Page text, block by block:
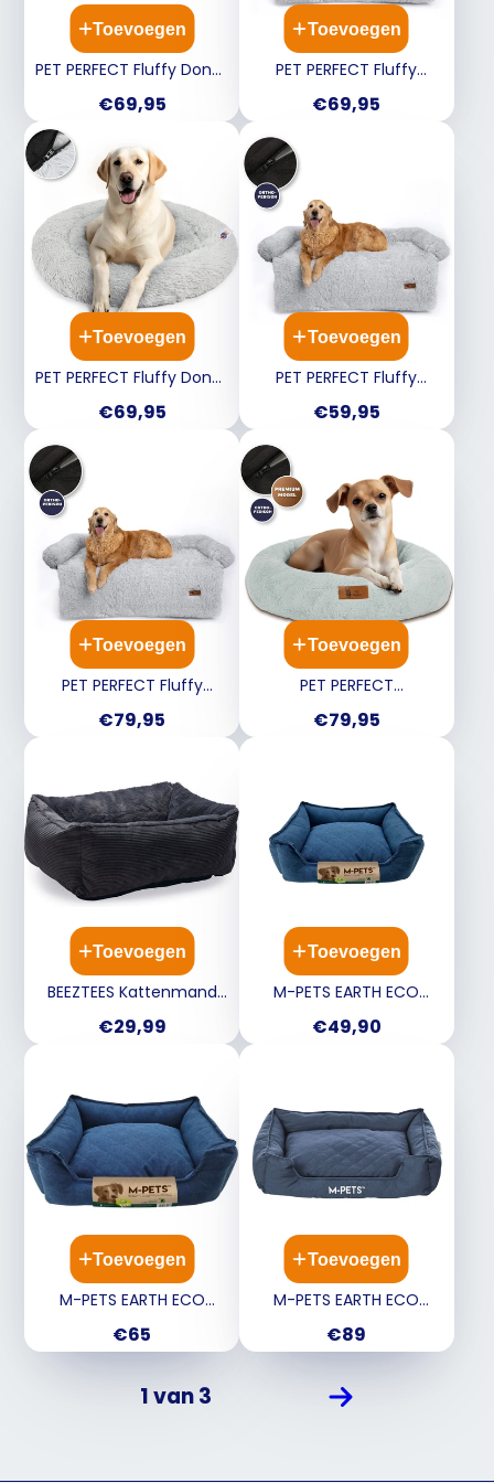
Toevoegen
PET PERFECT Fluffy Donut
100 cm
Prijs
€69,95
Toevoegen
PET PERFECT Fluffy
XL
Prijs
€69,95
Toevoegen
PET PERFECT Fluffy Donut
cm
Prijs
€69,95
Toevoegen
PET PERFECT Fluffy
M
Prijs
€59,95
Toevoegen
PET PERFECT Fluffy
XXL
Prijs
€79,95
Toevoegen
PET PERFECT
Hondenmand - Grijs - 60
Prijs
€79,95
Toevoegen
BEEZTEES Kattenmand
antraciet
Prijs
€29,99
Toevoegen
M-PETS EARTH ECO
60x50x18cm
Prijs
€49,90
Toevoegen
M-PETS EARTH ECO
75x60x20cm
Prijs
€65
Toevoegen
M-PETS EARTH ECO
90x70x22cm
Prijs
€89
1 van 3